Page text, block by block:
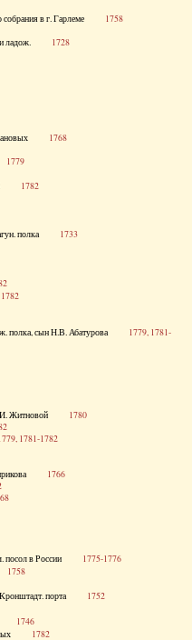
собрания в г. Гарлеме 1758
и ладож. 1728
1768
1779
1782
полка 1733
1782
полка, сын Н.В. Абатурова 1779, 1781-
А.И. Житновой 1780
1781-1782
1766
посол в России 1775-1776
1758
Кронштадт. порта 1752
1746
1782